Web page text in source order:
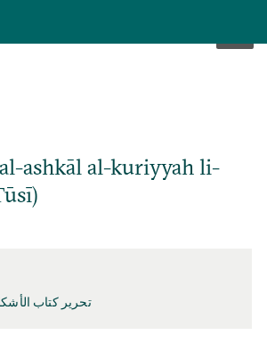
ashkāl al-kuriyyah li-
تحرير کتاب